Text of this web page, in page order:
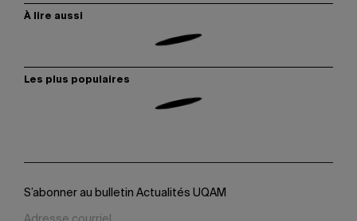
À lire aussi
Les plus populaires
S’abonner au bulletin Actualités UQAM